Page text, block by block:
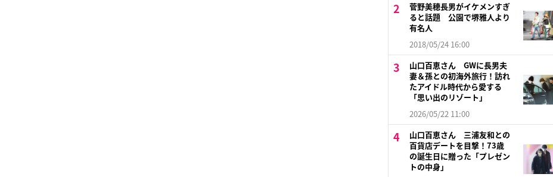
菅野美穂長男がイケメンすぎ
ると話題 公園で堺雅人より
有名人
2018/05/24 16:00
山口百恵さん GWに長男夫
妻＆孫との初海外旅行！訪れ
たアイドル時代から愛する
「思い出のリゾート」
2026/05/22 11:00
山口百恵さん 三浦友和との
百貨店デートを目撃！73歳
の誕生日に贈った「プレゼン
トの中身」